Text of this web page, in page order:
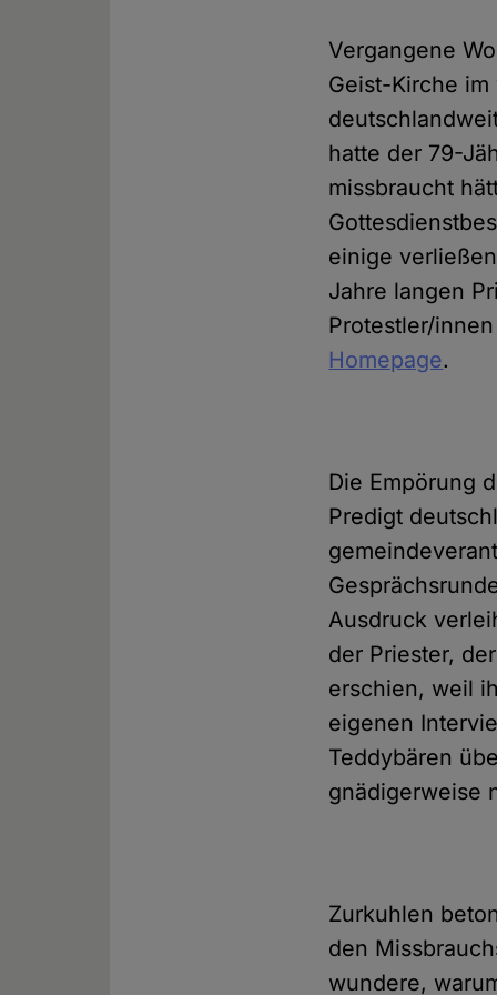
Vergangene
Geist-Kirche
hatte der 79-
missbraucht
einige
Jahre langen
Protestler/
Homepage.
Die Empörung
Predigt
Ausdruck
der Priester,
erschien, weil
eigenen
Teddybären
gnädigerweise
Zurkuhlen
den
wundere,